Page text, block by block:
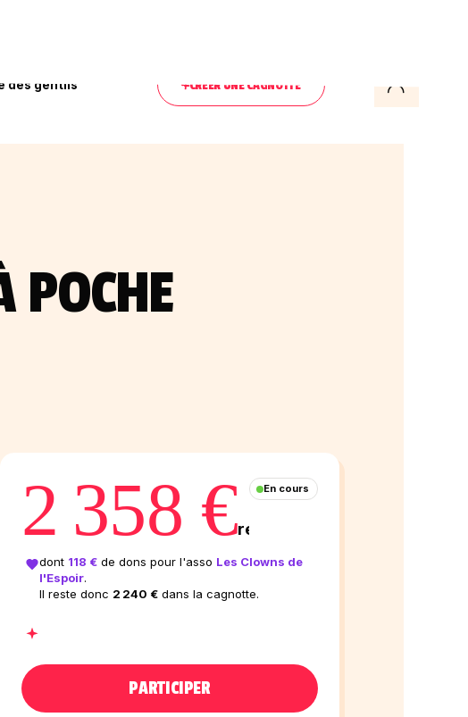
des gentils CRÉER UNE CAGNOTTE
POCHE
2 358 €récoltés
En cours
dont 118 € de dons pour l'asso Les Clowns de
l'Espoir.
Il reste donc 2 240 € dans la cagnotte.
PARTICIPER